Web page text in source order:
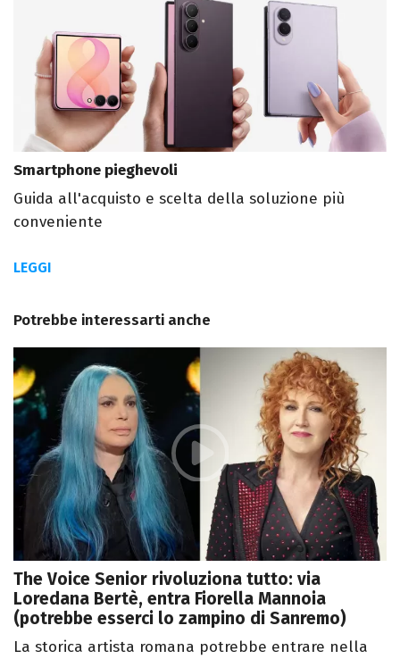
Smartphone pieghevoli
Guida all'acquisto e scelta della soluzione più
conveniente
LEGGI
Potrebbe interessarti anche
The Voice Senior rivoluziona tutto: via
Loredana Bertè, entra Fiorella Mannoia
(potrebbe esserci lo zampino di Sanremo)
La storica artista romana potrebbe entrare nella